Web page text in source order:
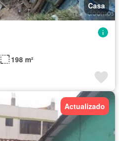
Casa
198 m²
Actualizado